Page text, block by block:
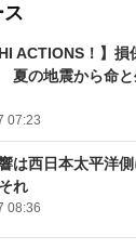
ACTIONS！】
夏の地震から命と
07:23
は西日本太平洋
れ
08:36